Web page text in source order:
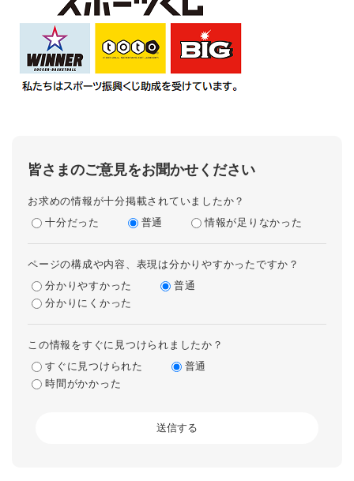
皆さまのご意見をお聞かせください
お求めの情報が十分掲載されていましたか？
十分だった
普通 情報が足りなかった
ページの構成や内容、表現は分かりやすかったですか？
分かりやすかった
普通
分かりにくかった
この情報をすぐに見つけられましたか？
すぐに見つけられた
普通
時間がかかった